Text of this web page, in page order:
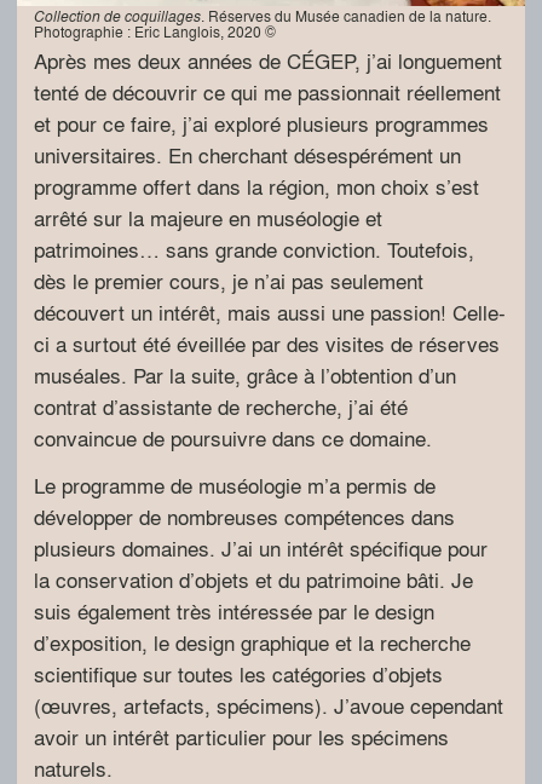
Collection de coquillages. Réserves du Musée canadien de la nature.
Photographie : Eric Langlois, 2020 ©
Après mes deux années de CÉGEP, j’ai longuement
tenté de découvrir ce qui me passionnait réellement
et pour ce faire, j’ai exploré plusieurs programmes
universitaires. En cherchant désespérément un
programme offert dans la région, mon choix s’est
arrêté sur la majeure en muséologie et
patrimoines… sans grande conviction. Toutefois,
dès le premier cours, je n’ai pas seulement
découvert un intérêt, mais aussi une passion! Celle-
ci a surtout été éveillée par des visites de réserves
muséales. Par la suite, grâce à l’obtention d’un
contrat d’assistante de recherche, j’ai été
convaincue de poursuivre dans ce domaine.
Le programme de muséologie m’a permis de
développer de nombreuses compétences dans
plusieurs domaines. J’ai un intérêt spécifique pour
la conservation d’objets et du patrimoine bâti. Je
suis également très intéressée par le design
d’exposition, le design graphique et la recherche
scientifique sur toutes les catégories d’objets
(œuvres, artefacts, spécimens). J’avoue cependant
avoir un intérêt particulier pour les spécimens
naturels.